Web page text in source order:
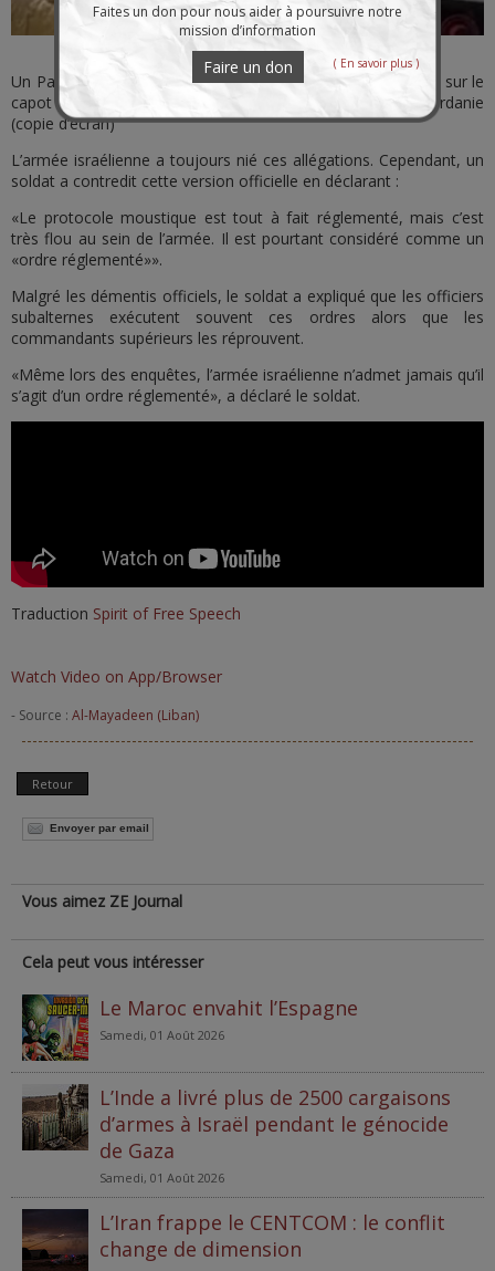
Un Palestinien blessé fait office de boucler humain, attaché sur le
capot d’un camion de l’armée israélienne à Jénine, Cisjordanie
(copie d’écran)
L’armée israélienne a toujours nié ces allégations. Cependant, un
soldat a contredit cette version officielle en déclarant :
«Le protocole moustique est tout à fait réglementé, mais c’est
très flou au sein de l’armée. Il est pourtant considéré comme un
«ordre réglementé»».
Malgré les démentis officiels, le soldat a expliqué que les officiers
subalternes exécutent souvent ces ordres alors que les
commandants supérieurs les réprouvent.
«Même lors des enquêtes, l’armée israélienne n’admet jamais qu’il
s’agit d’un ordre réglementé», a déclaré le soldat.
Traduction Spirit of Free Speech
Watch Video on App/Browser
- Source : Al-Mayadeen (Liban)
Retour
Envoyer par email
Vous aimez ZE Journal
Cela peut vous intéresser
Le Maroc envahit l’Espagne
Samedi, 01 Août 2026
L’Inde a livré plus de 2500 cargaisons
d’armes à Israël pendant le génocide
de Gaza
Samedi, 01 Août 2026
L’Iran frappe le CENTCOM : le conflit
change de dimension
Faites un don pour nous aider à poursuivre notre
mission d’information
Faire un don ( En savoir plus )